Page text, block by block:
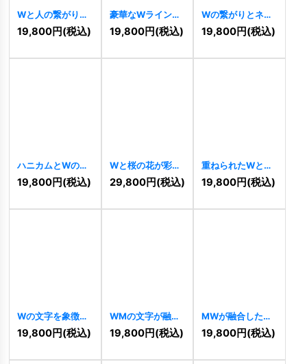
Wと人の繋がりロ
ゴ 10020]
19,800円(税込)
豪華なWラインロ
ゴ[ 10005]
19,800円(税込)
Wの繋がりとネッ
トワークを示すモ
ダンロゴ 10904]
19,800円(税込)
ハニカムとWのロ
ゴ 10869]
19,800円(税込)
Wと桜の花が彩る
エレガントなロゴ
10806 ]
29,800円(税込)
重ねられたWとM
のロゴ[10534]
19,800円(税込)
Wの文字を象徴す
る堅実な建物ロゴ
10518 ]
19,800円(税込)
WMの文字が融合
した立体キューブ
ロゴ 10507]
19,800円(税込)
MWが融合した菱
形ロゴ[10465]
19,800円(税込)